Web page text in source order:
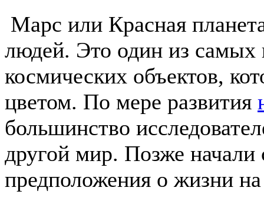
Марс или Красная
людей. Это один из самых
космических объектов,
цветом. По мере развития
большинство
другой мир. Позже начали
предположения о жизни на